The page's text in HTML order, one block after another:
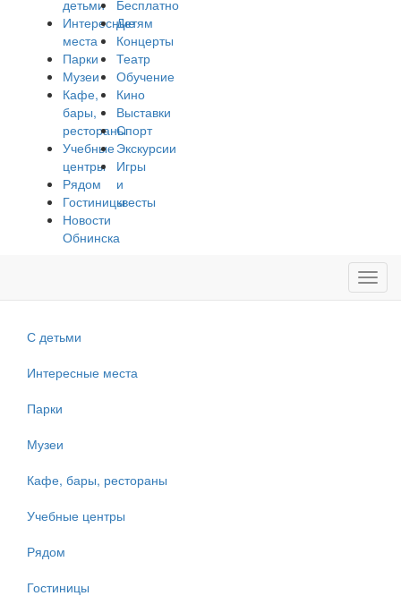
детьми
Интересные
места
Парки
Музеи
Кафе,
бары,
рестораны
Учебные
центры
Рядом
Гостиницы
Новости
Обнинска
Бесплатно
Детям
Концерты
Театр
Обучение
Кино
Выставки
Спорт
Экскурсии
Игры
и
квесты
С детьми
Интересные места
Парки
Музеи
Кафе, бары, рестораны
Учебные центры
Рядом
Гостиницы